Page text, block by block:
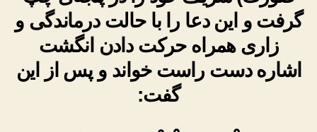
گرفت و این دعا را با حالت درماندگی و
زاری همراه حرکت دادن انگشت
اشاره دست راست خواند و پس از این
گفت: